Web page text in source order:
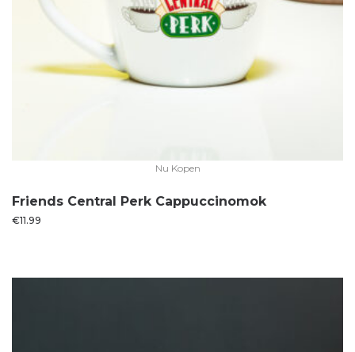
Nu Kopen
Friends Central Perk Cappuccinomok
€11.99